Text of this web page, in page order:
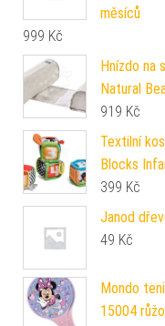
měsíců
999 Kč
Hnízdo na
Natural
919 Kč
Textilní
Blocks
399 Kč
Janod
49 Kč
Mondo
15004